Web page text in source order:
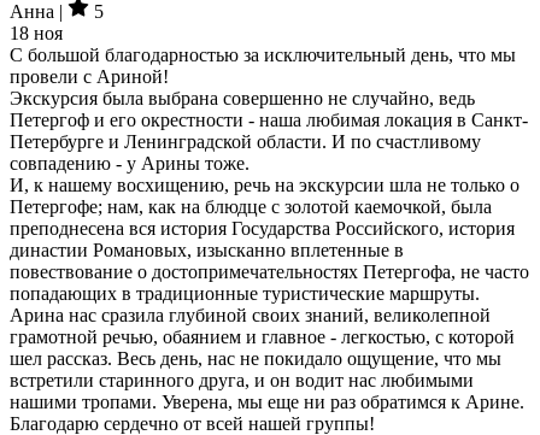
Анна |
5
18 ноя
С большой благодарностью за исключительный день, что мы
провели с Ариной!
Экскурсия была выбрана совершенно не случайно, ведь
Петергоф и его окрестности - наша любимая локация в Санкт-
Петербурге и Ленинградской области. И по счастливому
совпадению - у Арины тоже.
И, к нашему восхищению, речь на экскурсии шла не только о
Петергофе; нам, как на блюдце с золотой каемочкой, была
преподнесена вся история Государства Российского, история
династии Романовых, изысканно вплетенные в
повествование о достопримечательностях Петергофа, не часто
попадающих в традиционные туристические маршруты.
Арина нас сразила глубиной своих знаний, великолепной
грамотной речью, обаянием и главное - легкостью, с которой
шел рассказ. Весь день, нас не покидало ощущение, что мы
встретили старинного друга, и он водит нас любимыми
нашими тропами. Уверена, мы еще ни раз обратимся к Арине.
Благодарю сердечно от всей нашей группы!